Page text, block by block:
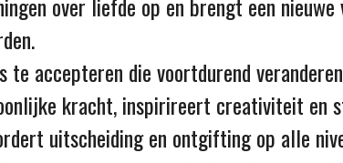
accepteren die voortdurend
kracht, inspirireert creativiteit en
uitscheiding en ontgifting op alle